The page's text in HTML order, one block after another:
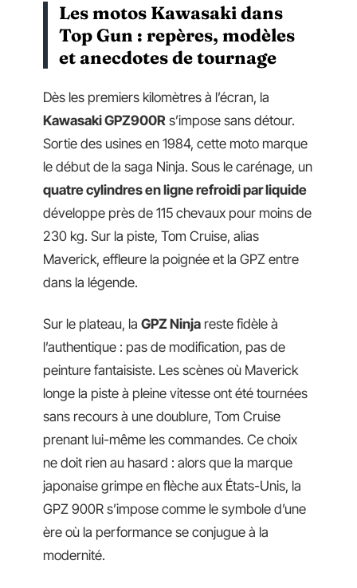
Les motos Kawasaki dans
Top Gun : repères, modèles
et anecdotes de tournage
Dès les premiers kilomètres à l’écran, la
Kawasaki GPZ900R s’impose sans détour.
Sortie des usines en 1984, cette moto marque
le début de la saga Ninja. Sous le carénage, un
quatre cylindres en ligne refroidi par liquide
développe près de 115 chevaux pour moins de
230 kg. Sur la piste, Tom Cruise, alias
Maverick, effleure la poignée et la GPZ entre
dans la légende.
Sur le plateau, la GPZ Ninja reste fidèle à
l’authentique : pas de modification, pas de
peinture fantaisiste. Les scènes où Maverick
longe la piste à pleine vitesse ont été tournées
sans recours à une doublure, Tom Cruise
prenant lui-même les commandes. Ce choix
ne doit rien au hasard : alors que la marque
japonaise grimpe en flèche aux États-Unis, la
GPZ 900R s’impose comme le symbole d’une
ère où la performance se conjugue à la
modernité.